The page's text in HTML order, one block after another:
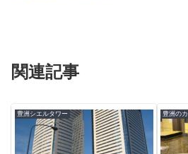
関連記事
豊洲シエルタワー 豊洲の